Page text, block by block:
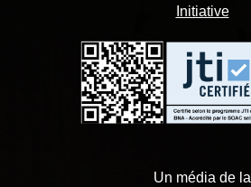
Initiative
Un média de la